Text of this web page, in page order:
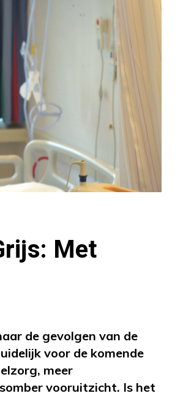
Met
de gevolgen van de
voor de komende
meer
vooruitzicht. Is het